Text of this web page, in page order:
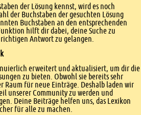
der Lösung kennst, wird es noch
der Buchstaben der gesuchten Lösung
Buchstaben an den entsprechenden
hilft dir dabei, deine Suche zu
Antwort zu gelangen.
erweitert und aktualisiert, um dir die
zu bieten. Obwohl sie bereits sehr
Raum für neue Einträge. Deshalb laden wir
unserer Community zu werden und
Deine Beiträge helfen uns, das Lexikon
für alle zu machen.